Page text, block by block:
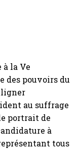
la Ve
des pouvoirs du
au suffrage
portrait de
à
tous